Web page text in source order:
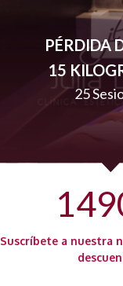
PÉRDIDA
15
25
Suscríbete a nuestra